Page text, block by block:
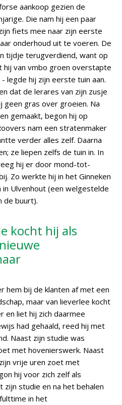
aankoop gezien de
Die nam hij een paar
fiets mee naar zijn eerste
onderhoud uit te voeren. De
tijdje terugverdiend, want op
hij van vmbo groen overstapte
legde hij zijn eerste tuin aan.
dat de lerares van zijn zusje
geen gras over groeien. Na
gemaakt, begon hij op
nam een stratenmaker
verder alles zelf. Daarna
ze liepen zelfs de tuin in. In
hij er door mond-tot-
Zo werkte hij in het Ginneken
Ulvenhout (een welgestelde
de buurt).
kocht hij als
hem bij de klanten af met een
maar van lieverlee kocht
en liet hij zich daarmee
had gehaald, reed hij met
Naast zijn studie was
met hovenierswerk. Naast
vrije uren zoet met
hij voor zich zelf als
studie en na het behalen
in het